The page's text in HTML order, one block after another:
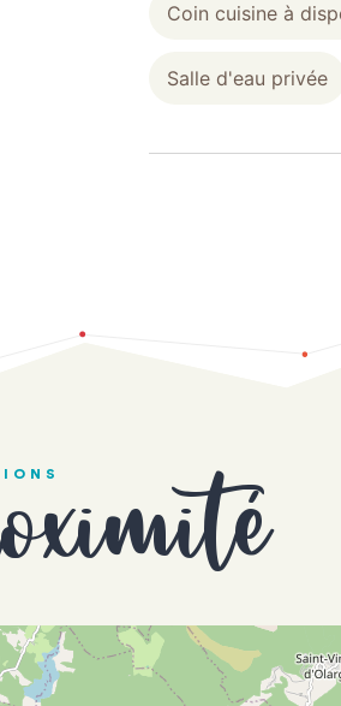
Coin cuisine à
Salle d'eau privée